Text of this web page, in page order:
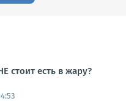
стоит есть в жару?